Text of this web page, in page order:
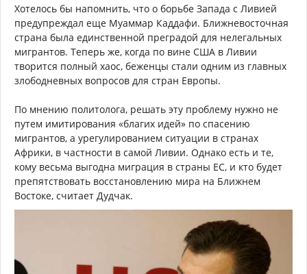
Хотелось бы напомнить, что о борьбе Запада с Ливией
предупреждал еще Муаммар Каддафи. Ближневосточная
страна была единственной преградой для нелегальных
мигрантов. Теперь же, когда по вине США в Ливии
творится полный хаос, беженцы стали одним из главных
злободневных вопросов для стран Европы.
По мнению политолога, решать эту проблему нужно не
путем имитирования «благих идей» по спасению
мигрантов, а урегулированием ситуации в странах
Африки, в частности в самой Ливии. Однако есть и те,
кому весьма выгодна миграция в страны ЕС, и кто будет
препятствовать восстановлению мира на Ближнем
Востоке, считает Дудчак.